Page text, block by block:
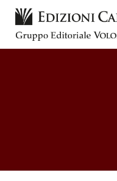
Salta
contenuto